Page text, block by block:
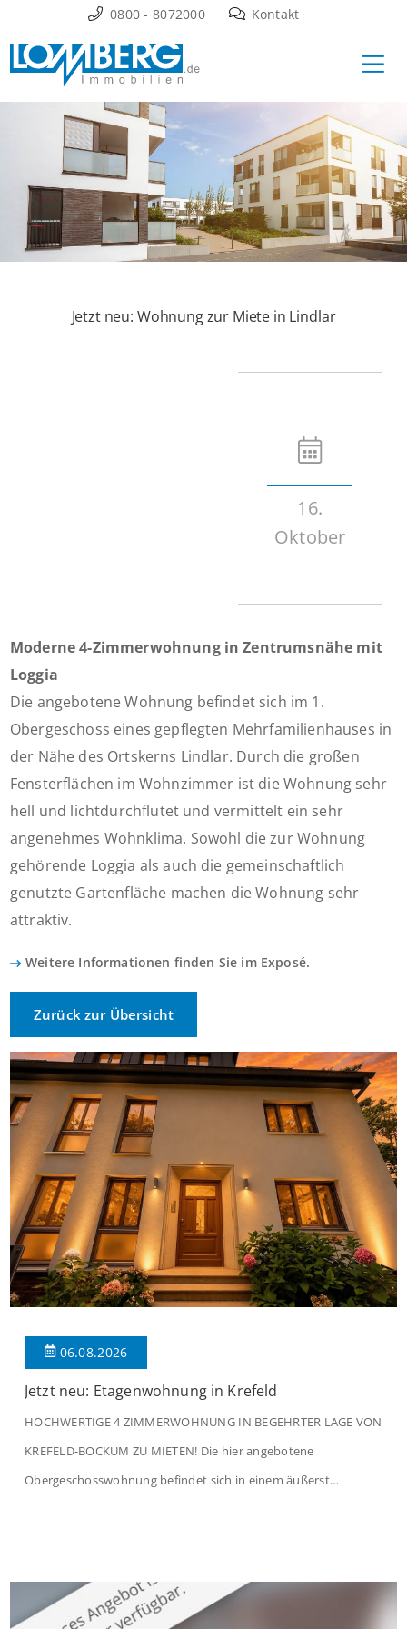
Inhalt
springen
0800 - 8072000 Kontakt
Jetzt neu: Wohnung zur Miete in Lindlar
16.
Oktober
Moderne 4-Zimmerwohnung in Zentrumsnähe mit
Loggia
Die angebotene Wohnung befindet sich im 1.
Obergeschoss eines gepflegten Mehrfamilienhauses in
der Nähe des Ortskerns Lindlar. Durch die großen
Fensterflächen im Wohnzimmer ist die Wohnung sehr
hell und lichtdurchflutet und vermittelt ein sehr
angenehmes Wohnklima. Sowohl die zur Wohnung
gehörende Loggia als auch die gemeinschaftlich
genutzte Gartenfläche machen die Wohnung sehr
attraktiv.
Weitere Informationen finden Sie im Exposé.
Zurück zur Übersicht
06.08.2026
Jetzt neu: Etagenwohnung in Krefeld
HOCHWERTIGE 4 ZIMMERWOHNUNG IN BEGEHRTER LAGE VON
KREFELD-BOCKUM ZU MIETEN! Die hier angebotene
Obergeschosswohnung befindet sich in einem äußerst
großzügige Räume und eine hochwertige Ausstattung, die
modernen Wohnkomfort mit einem stilvollen Ambiente